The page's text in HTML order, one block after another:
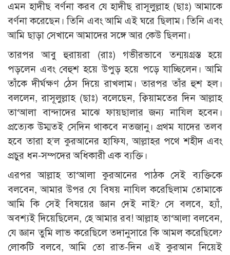
এমন হাদীছ বর্ণনা করব যে হাদীছ রাসূলুল্লাহ (ছাঃ) আমাকে
বর্ণনা করেছেন। তিনি এবং আমি এই ঘরে ছিলাম। তিনি এবং
আমি ছাড়া সেখানে আমাদের সঙ্গে আর কেউ ছিলনা।
তারপর আবু হুরায়রা (রাঃ) গভীরভাবে তন্ময়গ্রস্ত হয়ে
পড়লেন এবং বেহুশ হয়ে উপুড় হয়ে পড়ে যাচ্ছিলেন। আমি
তাঁকে দীর্ঘক্ষণ ঠেস দিয়ে রাখলাম। তারপর তাঁর হুশ হল।
বললেন, রাসূলুল্লাহ (ছাঃ) বলেছেন, ক্বিয়ামতের দিন আল্লাহ
তা‘আলা বান্দাদের মাঝে ফায়ছালার জন্য নাযিল হবেন।
প্রত্যেক উম্মতই সেদিন থাকবে নতজানু। প্রথম যাদের তলব
হবে তারা হ’ল কুরআনের হাফিয, আল্লাহর পথে শহীদ এবং
প্রচুর ধন-সম্পদের অধিকারী এক ব্যক্তি।
এরপর আল্লাহ তা‘আলা কুরআনের পাঠক সেই ব্যক্তিকে
বলবেন, আমার উপর যে বিষয় নাযিল করেছিলাম তোমাকে
আমি কি সেই বিষয়ের জ্ঞান দেই নাই? সে বলবে, হ্যাঁ,
অবশ্যই দিয়েছিলেন, হে আমার রব! আল্লাহ তা‘আলা বলবেন,
যে জ্ঞান তুমি লাভ করেছিলে তদানুসারে কি আমল করেছিলে?
লোকটি বলবে, আমি তো রাত-দিন এই কুরআন নিয়েই